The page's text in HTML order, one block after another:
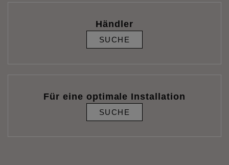
Händler
SUCHE
Für eine optimale Installation
SUCHE